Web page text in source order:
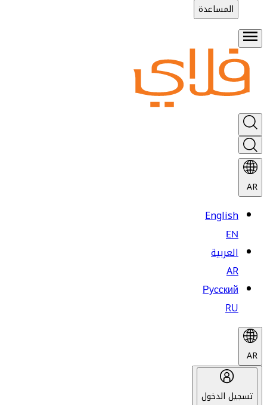
المساعدة
AR
English
EN
العربية
AR
Русский
RU
AR
تسجيل الدخول